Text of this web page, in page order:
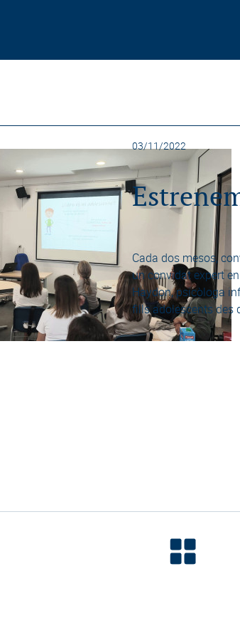
03/11/2022
Cada dos mesos,
un convidat expert
Haydon, psicòloga
fills adolescents des